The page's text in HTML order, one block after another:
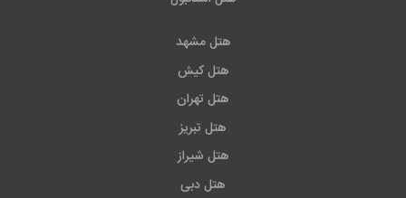
هتل مشهد
هتل کیش
هتل تهران
هتل تبریز
هتل شیراز
هتل دبی